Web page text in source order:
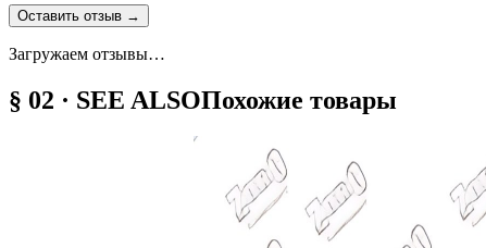
Оставить отзыв →
Загружаем отзывы…
§ 02 · SEE ALSOПохожие товары